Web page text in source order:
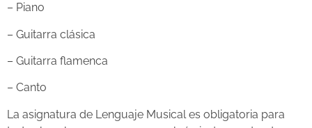
– Piano
– Guitarra clásica
– Guitarra flamenca
– Canto
La asignatura de Lenguaje Musical es obligatoria para